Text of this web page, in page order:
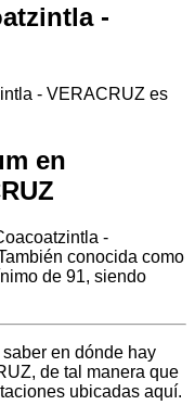
-
- VERACRUZ es
en
-
conocida como
de 91, siendo
en dónde hay
de tal manera que
ubicadas aquí.